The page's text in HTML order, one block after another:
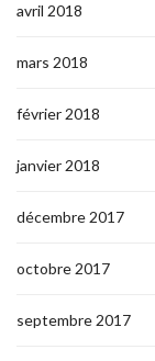
avril 2018
mars 2018
février 2018
janvier 2018
décembre 2017
octobre 2017
septembre 2017